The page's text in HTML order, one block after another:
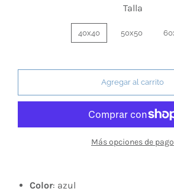
Talla
40x40 50x50
Agregar al carrito
Más opciones de pago
Color: azul